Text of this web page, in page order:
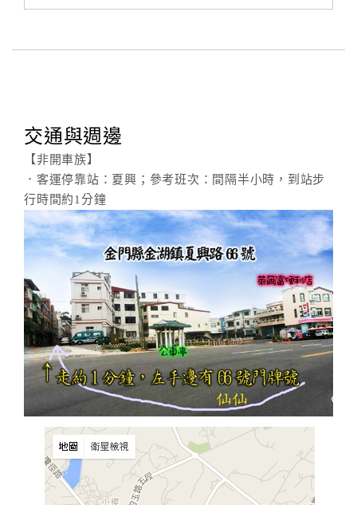
交通與週邊
【非開車族】
．客運停靠站：夏興；參考班次：間隔半小時，到站步
行時間約1分鐘